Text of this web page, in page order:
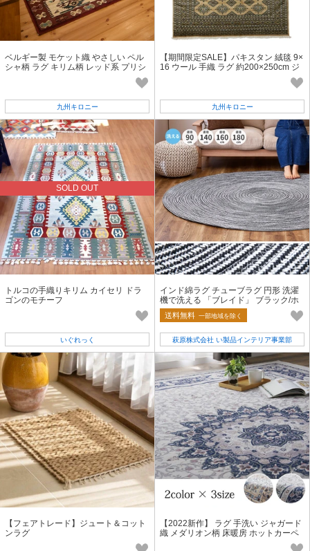
ベルギー製 モケット織 やさしい ペル
シャ柄 ラグ キリム柄 レッド系 プリシ
九州キロニー
【期間限定SALE】パキスタン 絨毯 9×
16 ウール 手織 ラグ 約200×250cm ジ
九州キロニー
SOLD OUT
トルコの手織りキリム カイセリ ドラ
ゴンのモチーフ
いぐれっく
インド綿ラグ チューブラグ 円形 洗濯
機で洗える 「ブレイド」 ブラック/ホ
ワイト
送料無料 一部地域を除く
萩原株式会社 い製品インテリア事業部
【フェアトレード】ジュート＆コット
ンラグ
【2022新作】 ラグ 手洗い ジャガード
織 メダリオン柄 床暖房 ホットカーペ